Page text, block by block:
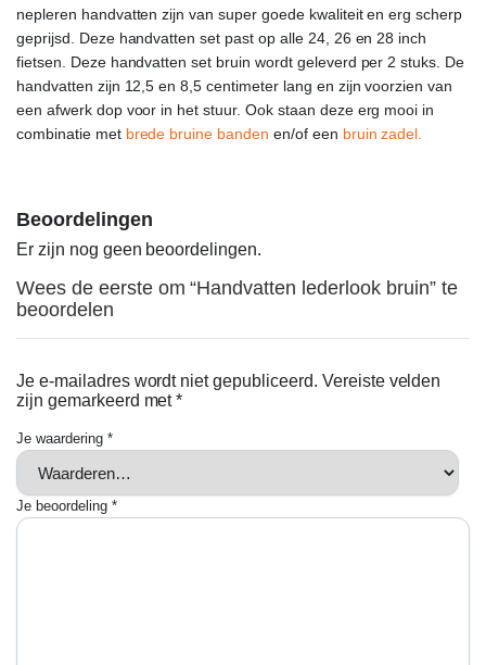
nepleren handvatten zijn van super goede kwaliteit en erg scherp
geprijsd. Deze handvatten set past op alle 24, 26 en 28 inch
fietsen. Deze handvatten set bruin wordt geleverd per 2 stuks. De
handvatten zijn 12,5 en 8,5 centimeter lang en zijn voorzien van
een afwerk dop voor in het stuur. Ook staan deze erg mooi in
combinatie met brede bruine banden en/of een bruin zadel.
Beoordelingen
Er zijn nog geen beoordelingen.
Wees de eerste om “Handvatten lederlook bruin” te
beoordelen
Je e-mailadres wordt niet gepubliceerd. Vereiste velden
zijn gemarkeerd met*
Je waardering *
Je beoordeling *